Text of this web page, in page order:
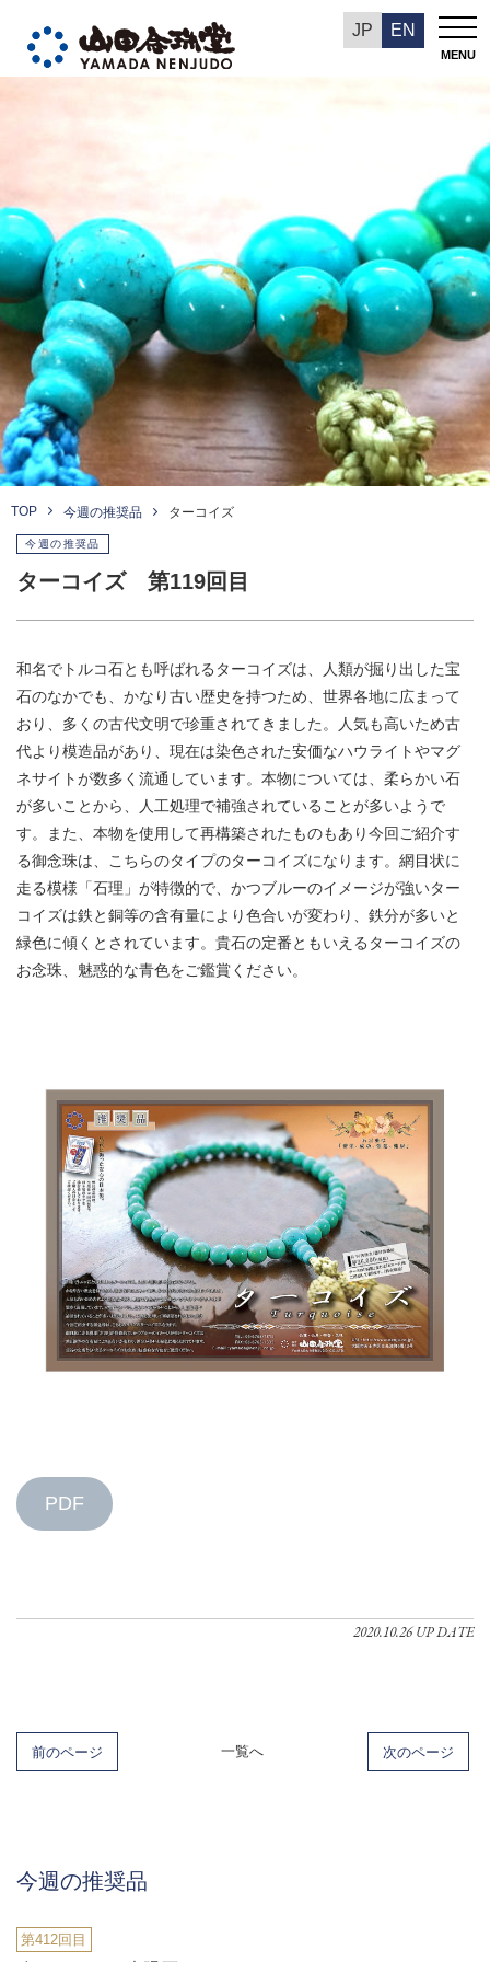
JP EN
MENU
今週の推奨品
TOP 今週の推奨品 ターコイズ
今週の推奨品
ターコイズ 第119回目
和名でトルコ石とも呼ばれるターコイズは、人類が掘り出した宝
石のなかでも、かなり古い歴史を持つため、世界各地に広まって
おり、多くの古代文明で珍重されてきました。人気も高いため古
代より模造品があり、現在は染色された安価なハウライトやマグ
ネサイトが数多く流通しています。本物については、柔らかい石
が多いことから、人工処理で補強されていることが多いようで
す。また、本物を使用して再構築されたものもあり今回ご紹介す
る御念珠は、こちらのタイプのターコイズになります。網目状に
走る模様「石理」が特徴的で、かつブルーのイメージが強いター
コイズは鉄と銅等の含有量により色合いが変わり、鉄分が多いと
緑色に傾くとされています。貴石の定番ともいえるターコイズの
お念珠、魅惑的な青色をご鑑賞ください。
PDF
2020.10.26 UP DATE
前のページ 一覧へ 次のページ
今週の推奨品
第412回目